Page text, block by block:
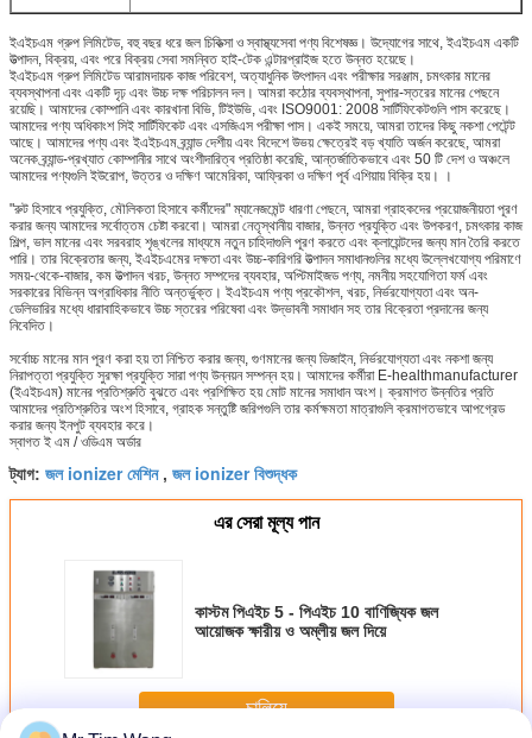
ইএইচএম গ্রুপ লিমিটেড, বহু বছর ধরে জল চিকিত্সা ও স্বাস্থ্যসেবা পণ্য বিশেষজ্ঞ। উদ্যোগের সাথে, ইএইচএম একটি
উত্পাদন, বিক্রয়, এবং পরে বিক্রয় সেবা সমন্বিত হাই-টেক এন্টারপ্রাইজ হতে উন্নত হয়েছে।
ইএইচএম গ্রুপ লিমিটেড আরামদায়ক কাজ পরিবেশ, অত্যাধুনিক উৎপাদন এবং পরীক্ষার সরঞ্জাম, চমৎকার মানের
ব্যবস্থাপনা এবং একটি দৃঢ় এবং উচ্চ দক্ষ পরিচালন দল। আমরা কঠোর ব্যবস্থাপনা, সুপার-স্তরের মানের পেছনে
রয়েছি। আমাদের কোম্পানি এবং কারখানা বিভি, টিইউভি, এবং ISO9001: 2008 সার্টিফিকেটগুলি পাস করেছে।
আমাদের পণ্য অধিকাংশ সিই সার্টিফিকেট এবং এসজিএস পরীক্ষা পাস। একই সময়ে, আমরা তাদের কিছু নকশা পেটেন্ট
আছে। আমাদের পণ্য এবং ইএইচএম ব্র্যান্ড দেশীয় এবং বিদেশে উভয় ক্ষেত্রেই বড় খ্যাতি অর্জন করেছে, আমরা
অনেক ব্র্যান্ড-প্রখ্যাত কোম্পানীর সাথে অংশীদারিত্ব প্রতিষ্ঠা করেছি, আন্তর্জাতিকভাবে এবং 50 টি দেশ ও অঞ্চলে
আমাদের পণ্যগুলি ইউরোপ, উত্তর ও দক্ষিণ আমেরিকা, আফ্রিকা ও দক্ষিণ পূর্ব এশিয়ায় বিক্রি হয়। ।
"রুট হিসাবে প্রযুক্তি, মৌলিকতা হিসাবে কর্মীদের" ম্যানেজমেন্ট ধারণা পেছনে, আমরা গ্রাহকদের প্রয়োজনীয়তা পূরণ
করার জন্য আমাদের সর্বোত্তম চেষ্টা করবো। আমরা নেতৃস্থানীয় বাজার, উন্নত প্রযুক্তি এবং উপকরণ, চমৎকার কাজ
শিল্প, ভাল মানের এবং সরবরাহ শৃঙ্খলের মাধ্যমে নতুন চাহিদাগুলি পূরণ করতে এবং ক্লায়েন্টদের জন্য মান তৈরি করতে
পারি। তার বিক্রেতার জন্য, ইএইচএমের দক্ষতা এবং উচ্চ-কারিগরি উত্পাদন সমাধানগুলির মধ্যে উল্লেখযোগ্য পরিমাণে
সময়-থেকে-বাজার, কম উত্পাদন খরচ, উন্নত সম্পদের ব্যবহার, অপ্টিমাইজড পণ্য, নমনীয় সহযোগিতা ফর্ম এবং
সরকারের বিভিন্ন অগ্রাধিকার নীতি অন্তর্ভুক্ত। ইএইচএম পণ্য প্রকৌশল, খরচ, নির্ভরযোগ্যতা এবং অন-
ডেলিভারির মধ্যে ধারাবাহিকভাবে উচ্চ স্তরের পরিষেবা এবং উদ্ভাবনী সমাধান সহ তার বিক্রেতা প্রদানের জন্য
নিবেদিত।
সর্বোচ্চ মানের মান পূরণ করা হয় তা নিশ্চিত করার জন্য, গুণমানের জন্য ডিজাইন, নির্ভরযোগ্যতা এবং নকশা জন্য
নিরাপত্তা প্রযুক্তি সুরক্ষা প্রযুক্তি সারা পণ্য উন্নয়ন সম্পন্ন হয়। আমাদের কর্মীরা E-healthmanufacturer
(ইএইচএম) মানের প্রতিশ্রুতি বুঝতে এবং প্রশিক্ষিত হয় মোট মানের সমাধান অংশ। ক্রমাগত উন্নতির প্রতি
আমাদের প্রতিশ্রুতির অংশ হিসাবে, গ্রাহক সন্তুষ্টি জরিপগুলি তার কর্মক্ষমতা মাত্রাগুলি ক্রমাগতভাবে আপগ্রেড
করার জন্য ইনপুট ব্যবহার করে।
স্বাগত ই এম / ওডিএম অর্ডার
ট্যাগ: জল ionizer মেশিন, জল ionizer বিশুদ্ধক
এর সেরা মূল্য পান
কাস্টম পিএইচ 5 - পিএইচ 10 বাণিজ্যিক জল
আয়োজক ক্ষারীয় ও অম্লীয় জল দিয়ে
চালিয়ে